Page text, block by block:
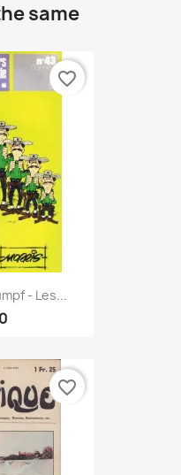
same
- Les...
favorite_border
favorite_border